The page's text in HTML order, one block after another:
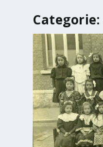
Categorie: